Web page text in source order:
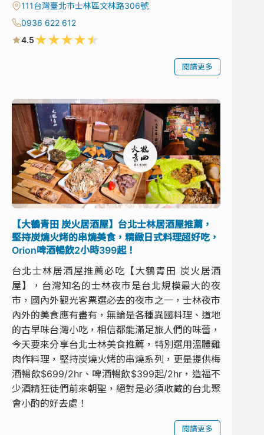
111台灣臺北市士林區文林路306號
0936 622 612
4.5★★★★★
閱讀更多
【大鶴青田 炭火居酒屋】台北士林居酒屋推薦，
堅持炭燒火烤的串燒美食，精緻日式料理超好吃，
Orion啤酒暢飲2小時399起！
台北士林居酒屋推薦必吃【大鶴青田 炭火居酒
屋】，台灣知名的士林夜市是台北規模最大的夜
市，國內外觀光客票選必去的夜市之一，士林夜市
內外的美食應有盡有，無論是各種異國料理、道地
的古早味台灣小吃，相信都能滿足旅人們的味蕾，
今天要來分享台北士林美食推薦，特別選用溫體雞
肉作料理，堅持炭燒火烤的串燒系列，更是提供梅
酒暢飲$699/2hr、啤酒暢飲$399起/2hr，造福不
少酒精狂徒們前來朝聖，絕對是必須收藏的台北聚
會小酌的好去處！
閱讀更多